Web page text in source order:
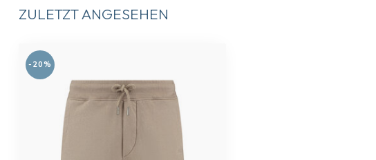
ZULETZT ANGESEHEN
-20%